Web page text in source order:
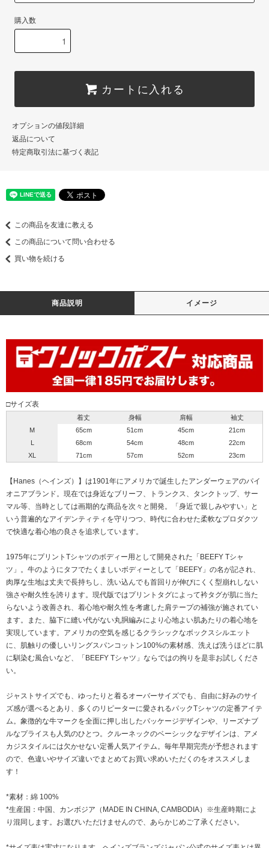
購入数
カートに入れる
オプションの値段詳細
返品について
特定商取引法に基づく表記
この商品を友達に教える
この商品について問い合わせる
買い物を続ける
商品説明 イメージ
□サイズ表
着丈 身幅 肩幅
袖丈
M
65cm 51cm 45cm
21cm
L
68cm 54cm 48cm
22cm
XL
71cm 57cm 52cm 23cm
【Hanes（ヘインズ）】は1901年にアメリカで誕生したアンダーウェアのパイ
オニアブランド。現在では身近なブリーフ、トランクス、タンクトップ、サー
マル等、当時としては画期的な商品を次々と開発。「身近で親しみやすい」と
いう普遍的なアイデンティティを守りつつ、時代に合わせた柔軟なプロダクツ
で快適な着心地の良さを追求しています。
1975年にプリントTシャツのボディー用として開発された「BEEFY Tシャ
ツ」。牛のようにタフでたくましいボディーとして「BEEFY」の名が記され、
肉厚な生地は丈夫で長持ちし、洗い込んでも首回りが伸びにくく型崩れしない
強さや耐久性を誇ります。現代版ではプリントタグによって衿タグが肌に当た
らないよう改善され、着心地や耐久性を考慮した肩テープの補強が施されてい
ます。また、脇下に縫い代がない丸胴編みにより心地よい肌あたりの着心地を
実現しています。アメリカの空気を感じるクラシックなボックスシルエット
に、肌触りの優しいリングスパンコットン100%の素材感、洗えば洗うほどに肌
に馴染む風合いなど、「BEEFY Tシャツ」ならではの拘りを是非お試しくださ
い。
ジャストサイズでも、ゆったりと着るオーバーサイズでも、自由に好みのサイ
ズ感が選べるとあり、多くのリピーターに愛されるパックTシャツの定番アイテ
ム。象徴的な牛マークを全面に押し出したパッケージデザインや、リーズナブ
ルなプライスも人気のひとつ。クルーネックのベーシックなデザインは、アメ
カジスタイルには欠かせない定番人気アイテム。毎年早期完売が予想されます
ので、色違いやサイズ違いでまとめてお買い求めいただくのをオススメしま
す！
*素材：綿 100%
*生産国：中国、カンボジア（MADE IN CHINA, CAMBODIA）※生産時期によ
り混同します。お選びいただけませんので、あらかじめご了承ください。